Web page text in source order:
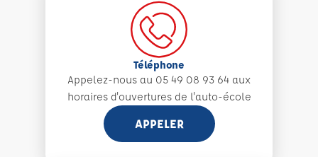
Téléphone
Appelez-nous au 05 49 08 93 64 aux
horaires d'ouvertures de l'auto-école
APPELER